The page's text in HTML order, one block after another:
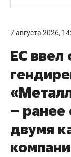
7 августа 2026,
ЕС ввел
– ранее
двумя